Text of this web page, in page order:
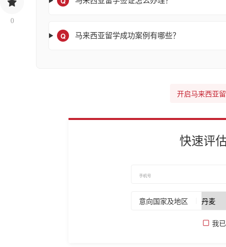
0
Q 马来西亚留学成功案例有哪些？
开启马来西亚
快速评
意向国家及地区
我